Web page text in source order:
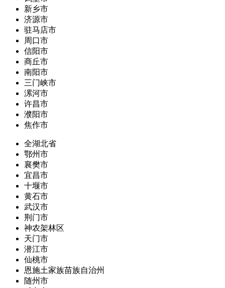
新乡市
济源市
驻马店市
周口市
信阳市
商丘市
南阳市
三门峡市
漯河市
许昌市
濮阳市
焦作市
全湖北省
鄂州市
襄樊市
宜昌市
十堰市
黄石市
武汉市
荆门市
神农架林区
天门市
潜江市
仙桃市
恩施土家族苗族自治州
随州市